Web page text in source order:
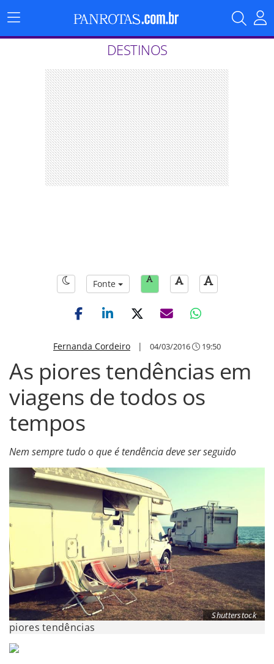
Menu
Principal
DESTINOS
Fonte
Fernanda Cordeiro | 04/03/2016 19:50
As piores tendências em
viagens de todos os
tempos
Nem sempre tudo o que é tendência deve ser seguido
Shutterstock
piores tendências